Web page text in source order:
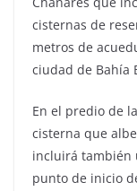
cisternas de
metros de
ciudad de Bahía
En el predio de
cisterna que
incluirá también
punto de inicio